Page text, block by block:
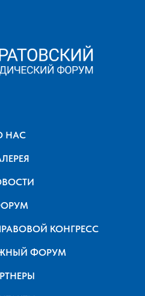
НАС
КОНГРЕСС
ФОРУМ